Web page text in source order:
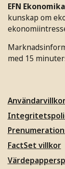
EFN
kunskap om
med 15
FactSet villkor